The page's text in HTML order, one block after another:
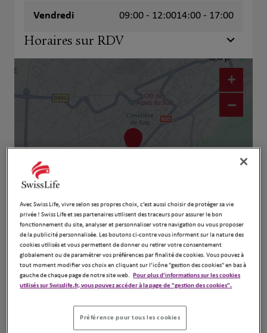
Vendredi 09:00 - 12:0014:00 - 17:00
Horaires sur RDV
+
−
Leaflet| Map ©2026 HERE
Naviguer Itinéraire
Avec Swiss Life, vivre selon ses propres choix, c’est aussi choisir de protéger sa vie
privée ! Swiss Life et ses partenaires utilisent des traceurs pour assurer le bon
fonctionnement du site, analyser et personnaliser votre navigation ou vous proposer
de la publicité personnalisée. Les boutons ci-contre vous informent sur la nature des
cookies utilisés et vous permettent de donner ou retirer votre consentement
globalement ou de paramétrer vos préférences par finalité de cookies. Vous pouvez à
tout moment modifier vos choix en cliquant sur l’icône "gestion des cookies" en bas à
gauche de chaque page de notre site web. Pour plus d'informations sur les cookies
utilisés sur Swisslife.fr, vous pouvez accéder à la page de "gestion des cookies".
Préférence pour tous les cookies